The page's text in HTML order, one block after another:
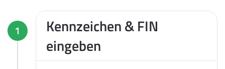
1
Kennzeichen & FIN
eingeben